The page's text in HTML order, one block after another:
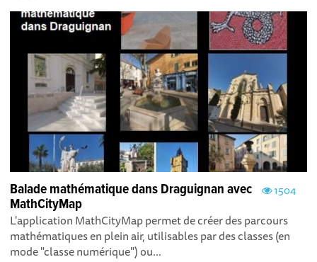
1504
Balade mathématique dans Draguignan avec
MathCityMap
L'application MathCityMap permet de créer des parcours
mathématiques en plein air, utilisables par des classes (en
mode "classe numérique") ou...